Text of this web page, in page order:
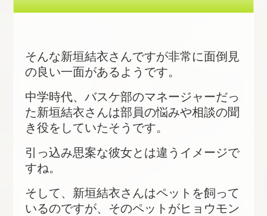
そんな新垣結衣さんですが非常に面倒見
の良い一面があるようです。
中学時代、バスケ部のマネージャーだっ
た新垣結衣さんは部員の悩みや相談の聞
き役をしていたそうです。
引っ込み思案な彼女とは違うイメージで
すね。
そして、新垣結衣さんはペットを飼って
いるのですが、そのペットがヒョウモン